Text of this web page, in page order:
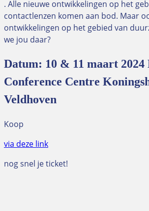
. Alle nieuwe ontwikkelingen op het
contactlenzen komen aan bod. Maar
ontwikkelingen op het gebied van
we jou daar?
Datum: 10 & 11 maart
Conference Centre
Veldhoven
Koop
via deze link
nog snel je ticket!